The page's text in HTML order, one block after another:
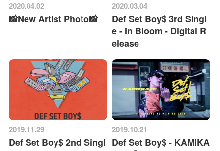
2020.04.02
📸New Artist Photo📸
2020.03.04
Def Set Boy$ 3rd Singl
e - In Bloom - Digital R
elease
2019.11.29
Def Set Boy$ 2nd Singl
2019.10.21
Def Set Boy$ - KAMIKA